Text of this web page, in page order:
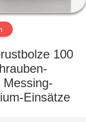
100
Einsätze